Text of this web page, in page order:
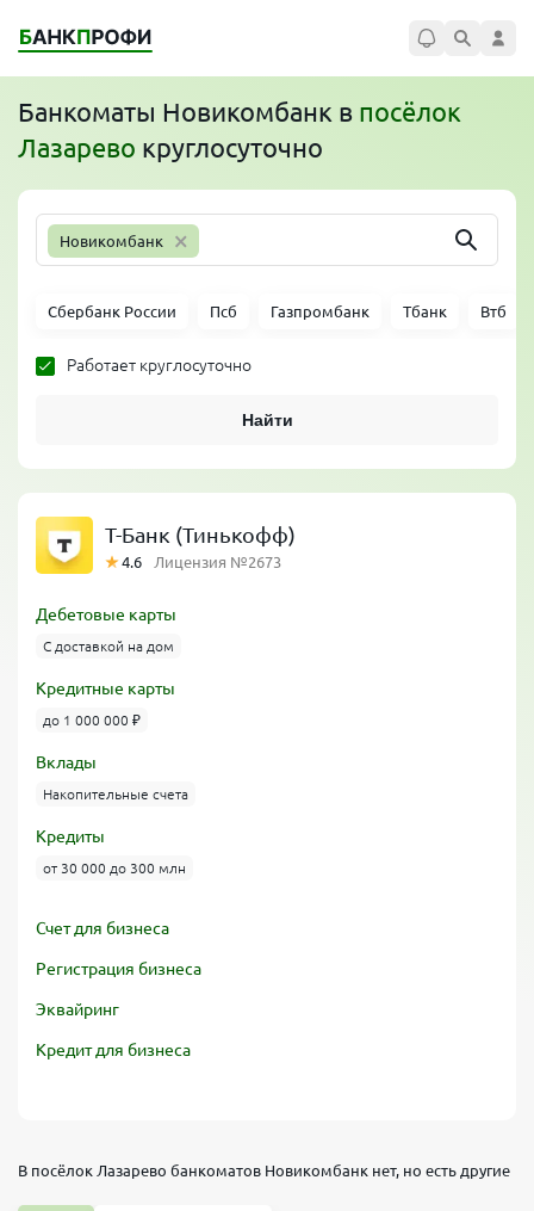
Банкоматы Новикомбанк в посёлок
Лазарево круглосуточно
Новикомбанк ×
Сбербанк России Псб Газпромбанк Тбанк Втб
Работает круглосуточно
Найти
Т-Банк (Тинькофф)
4.6 Лицензия №2673
Дебетовые карты
С доставкой на дом
Кредитные карты
до 1 000 000 ₽
Вклады
Накопительные счета
Кредиты
от 30 000 до 300 млн
Счет для бизнеса
Регистрация бизнеса
Эквайринг
Кредит для бизнеса
В посёлок Лазарево банкоматов Новикомбанк нет, но есть другие